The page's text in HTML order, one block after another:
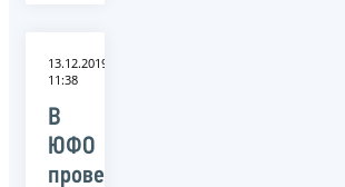
13.12.2019
11:38
В
ЮФО
проведено